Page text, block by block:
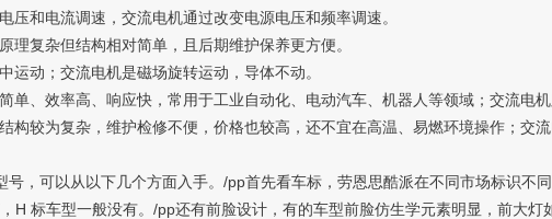
和电流调速，交流电机通过改变电源电压和频率调速。
复杂但结构相对简单，且后期维护保养更方便。
动；交流电机是磁场旋转运动，导体不动。
效率高、响应快，常用于工业自动化、电动汽车、机器人等领域；交流电机
较为复杂，维护检修不便，价格也较高，还不宜在高温、易燃环境操作；交
可以从以下几个方面入手。/pp首先看车标，劳恩思酷派在不同市场标识不
H 标车型一般没有。/pp还有前脸设计，有的车型前脸仿生学元素明显，前大